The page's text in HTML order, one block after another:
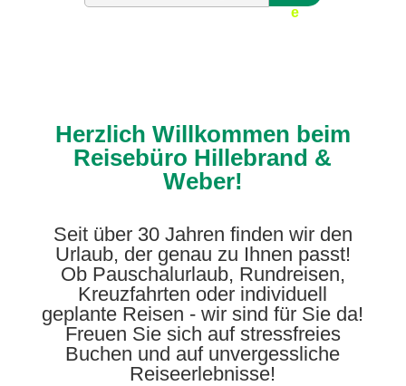
e
Herzlich Willkommen beim
Reisebüro Hillebrand &
Weber!
Seit über 30 Jahren finden wir den
Urlaub, der genau zu Ihnen passt!
Ob Pauschalurlaub, Rundreisen,
Kreuzfahrten oder individuell
geplante Reisen - wir sind für Sie da!
Freuen Sie sich auf stressfreies
Buchen und auf unvergessliche
Reiseerlebnisse!